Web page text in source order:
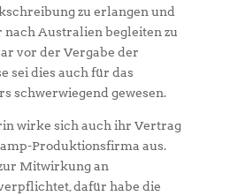
zu erlangen und
nach Australien begleiten zu
vor der Vergabe der
sei dies auch für das
schwerwiegend gewesen.
wirke sich auch ihr Vertrag
Produktionsfirma aus.
Mitwirkung an
dafür habe die